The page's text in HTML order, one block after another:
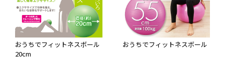
おうちでフィットネスボール
20cm
おうちでフィットネスボール